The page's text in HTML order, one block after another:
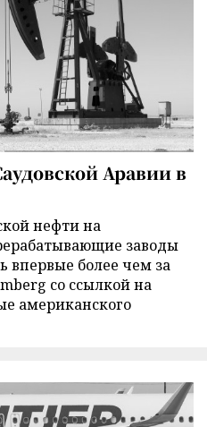
Аравии в
нефти на
заводы
впервые более чем за
со ссылкой на
американского